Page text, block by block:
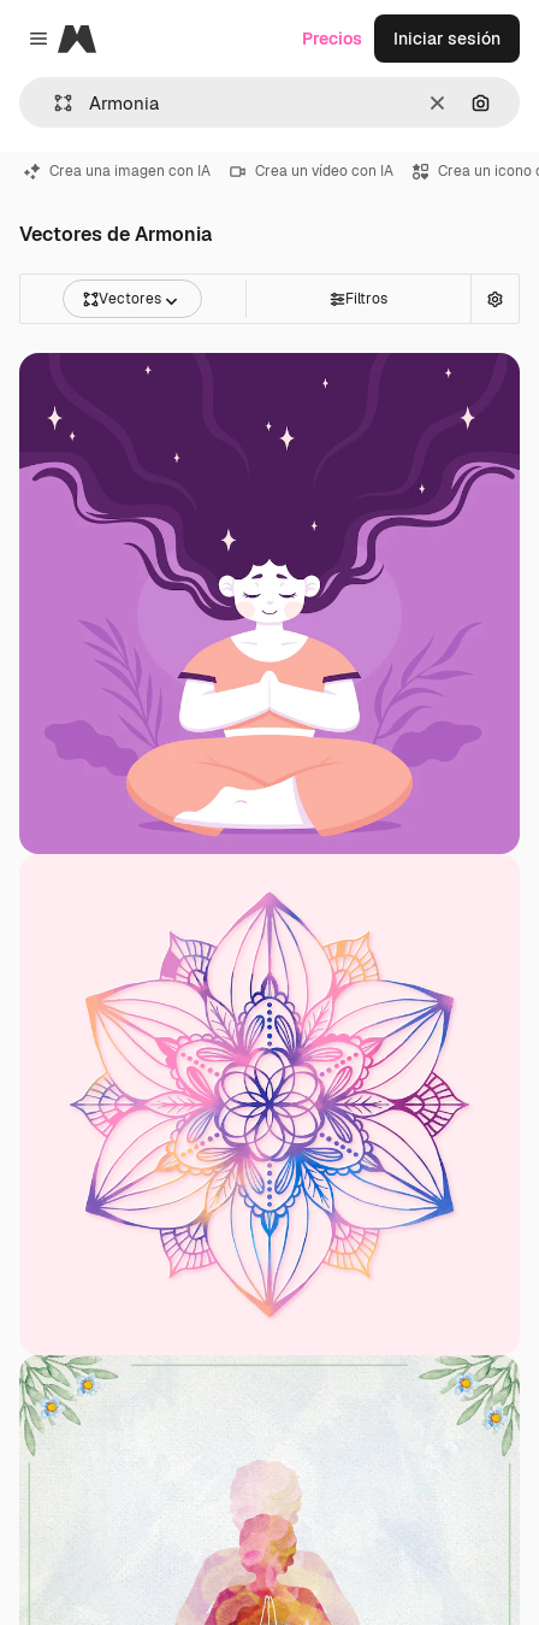
Close menu
Magnific
Borrar
Precios Iniciar sesión
Crea una imagen con IA Crea un vídeo con IA Crea un icono
Vectores de Armonia
Vectores Filtros